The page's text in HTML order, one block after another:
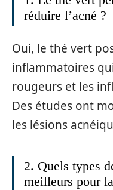
réduire l’acné ?
Oui, le thé vert
inflammatoires
rougeurs et les
Des études ont
les lésions
2. Quels types
meilleurs pour